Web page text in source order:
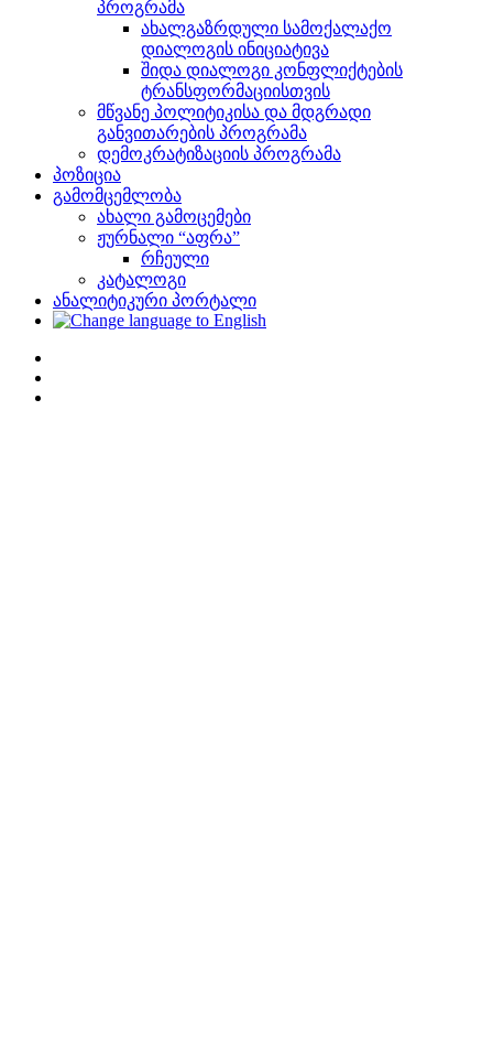
პროგრამა
ახალგაზრდული სამოქალაქო
დიალოგის ინიციატივა
შიდა დიალოგი კონფლიქტების
ტრანსფორმაციისთვის
მწვანე პოლიტიკისა და მდგრადი
განვითარების პროგრამა
დემოკრატიზაციის პროგრამა
პოზიცია
გამომცემლობა
ახალი გამოცემები
ჟურნალი “აფრა”
რჩეული
კატალოგი
ანალიტიკური პორტალი